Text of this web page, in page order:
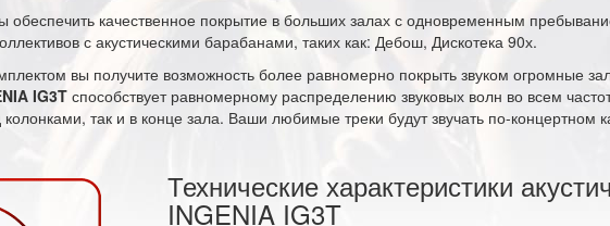
качественное покрытие в больших залах с одновременным
с акустическими барабанами, таких как: Дебош, Дискотека 90х.
вы получите возможность более равномерно покрыть звуком огромные
IG3T способствует равномерному распределению звуковых волн во всем
колонками, так и в конце зала. Ваши любимые треки будут звучать по-
Технические характеристики
INGENIA IG3T